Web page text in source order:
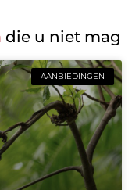
die u niet mag
AANBIEDINGEN